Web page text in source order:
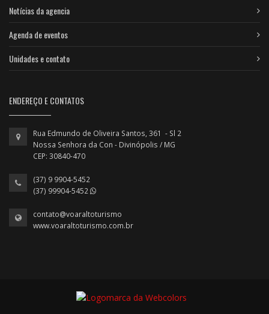
Notícias da agencia
Agenda de eventos
Unidades e contato
ENDEREÇO E CONTATOS
Rua Edmundo de Oliveira Santos, 361 - Sl 2
Nossa Senhora da Con - Divinópolis / MG
CEP: 30840-470
(37) 9 9904-5452
(37) 99904-5452
contato@voaraltoturismo
www.voaraltoturismo.com.br